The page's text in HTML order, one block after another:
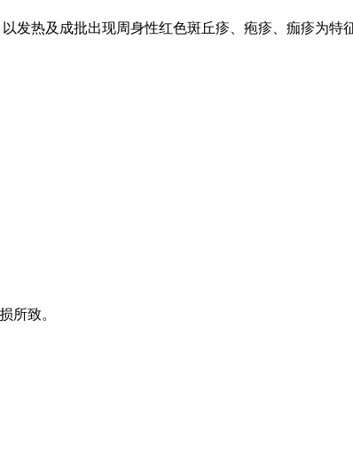
发热及成批出现周身性红色斑丘疹、疱疹、痂疹为
所致。